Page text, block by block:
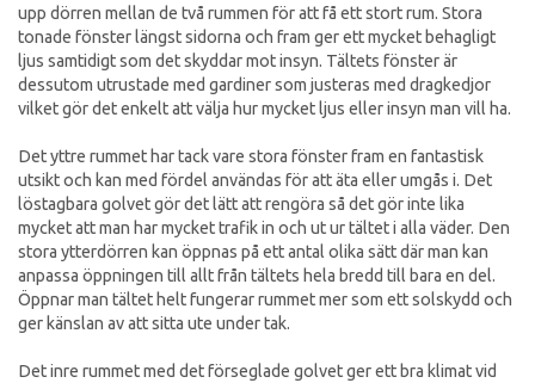
upp dörren mellan de två rummen för att få ett stort rum. Stora
tonade fönster längst sidorna och fram ger ett mycket behagligt
ljus samtidigt som det skyddar mot insyn. Tältets fönster är
dessutom utrustade med gardiner som justeras med dragkedjor
vilket gör det enkelt att välja hur mycket ljus eller insyn man vill ha.
Det yttre rummet har tack vare stora fönster fram en fantastisk
utsikt och kan med fördel användas för att äta eller umgås i. Det
löstagbara golvet gör det lätt att rengöra så det gör inte lika
mycket att man har mycket trafik in och ut ur tältet i alla väder. Den
stora ytterdörren kan öppnas på ett antal olika sätt där man kan
anpassa öppningen till allt från tältets hela bredd till bara en del.
Öppnar man tältet helt fungerar rummet mer som ett solskydd och
ger känslan av att sitta ute under tak.
Det inre rummet med det förseglade golvet ger ett bra klimat vid